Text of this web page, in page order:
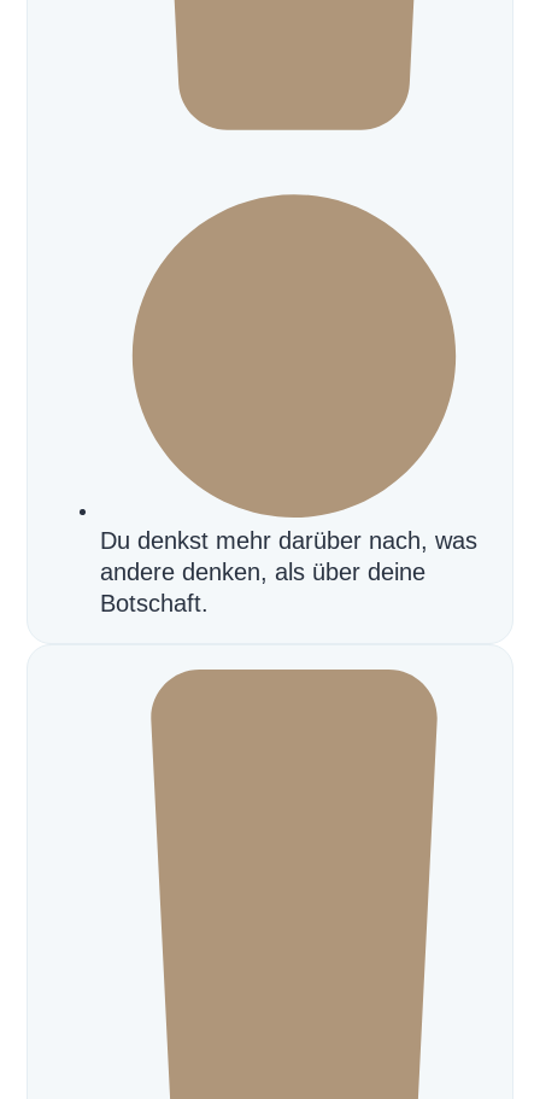
Du denkst mehr darüber nach, was
andere denken, als über deine
Botschaft.